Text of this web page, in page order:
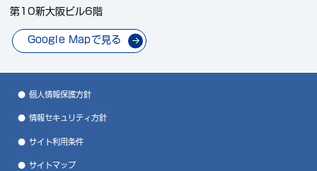
第10新大阪ビル6階
Google Mapで見る
個人情報保護方針
情報セキュリティ方針
サイト利用条件
サイトマップ